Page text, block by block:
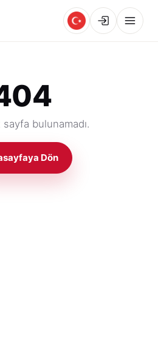
sayfa bulunamadı.
Dön